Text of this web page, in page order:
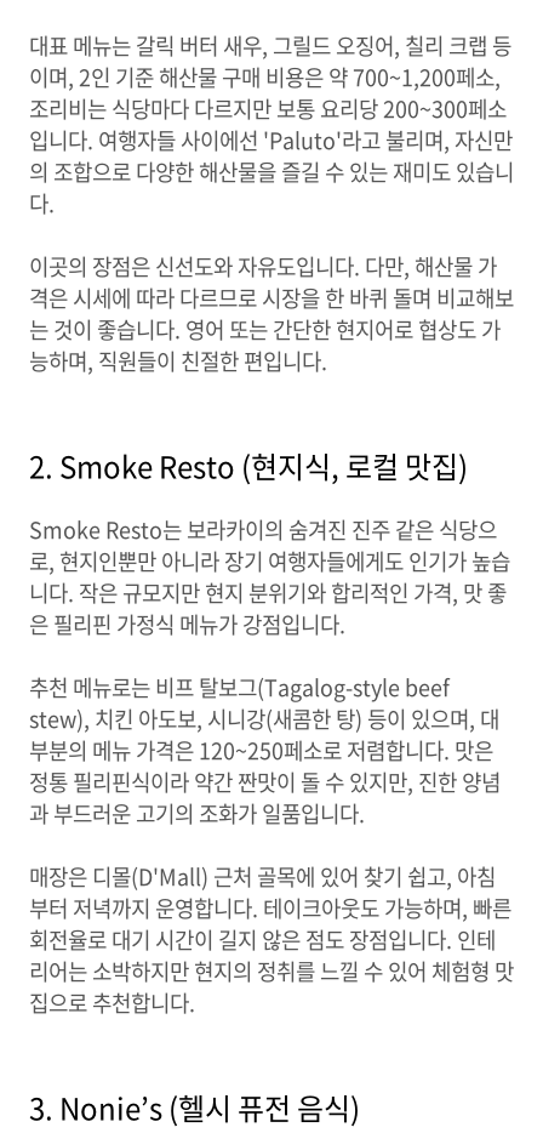
대표 메뉴는 갈릭 버터 새우, 그릴드 오징어, 칠리 크랩 등
이며, 2인 기준 해산물 구매 비용은 약 700~1,200페소,
조리비는 식당마다 다르지만 보통 요리당 200~300페소
입니다. 여행자들 사이에선 'Paluto'라고 불리며, 자신만
의 조합으로 다양한 해산물을 즐길 수 있는 재미도 있습니
다.
이곳의 장점은 신선도와 자유도입니다. 다만, 해산물 가
격은 시세에 따라 다르므로 시장을 한 바퀴 돌며 비교해보
는 것이 좋습니다. 영어 또는 간단한 현지어로 협상도 가
능하며, 직원들이 친절한 편입니다.
2. Smoke Resto (현지식, 로컬 맛집)
Smoke Resto는 보라카이의 숨겨진 진주 같은 식당으
로, 현지인뿐만 아니라 장기 여행자들에게도 인기가 높습
니다. 작은 규모지만 현지 분위기와 합리적인 가격, 맛 좋
은 필리핀 가정식 메뉴가 강점입니다.
추천 메뉴로는 비프 탈보그(Tagalog-style beef
stew), 치킨 아도보, 시니강(새콤한 탕) 등이 있으며, 대
부분의 메뉴 가격은 120~250페소로 저렴합니다. 맛은
정통 필리핀식이라 약간 짠맛이 돌 수 있지만, 진한 양념
과 부드러운 고기의 조화가 일품입니다.
매장은 디몰(D'Mall) 근처 골목에 있어 찾기 쉽고, 아침
부터 저녁까지 운영합니다. 테이크아웃도 가능하며, 빠른
회전율로 대기 시간이 길지 않은 점도 장점입니다. 인테
리어는 소박하지만 현지의 정취를 느낄 수 있어 체험형 맛
집으로 추천합니다.
3. Nonie’s (헬시 퓨전 음식)